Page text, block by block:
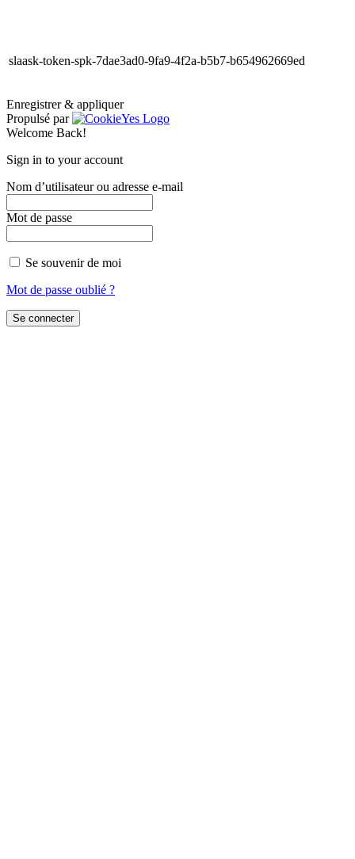
slaask-token-spk-7dae3ad0-9fa9-4f2a-b5b7-b654962669ed
Enregistrer & appliquer
Propulsé par
Welcome Back!
Sign in to your account
Nom d’utilisateur ou adresse e-mail
Mot de passe
Se souvenir de moi
Mot de passe oublié ?